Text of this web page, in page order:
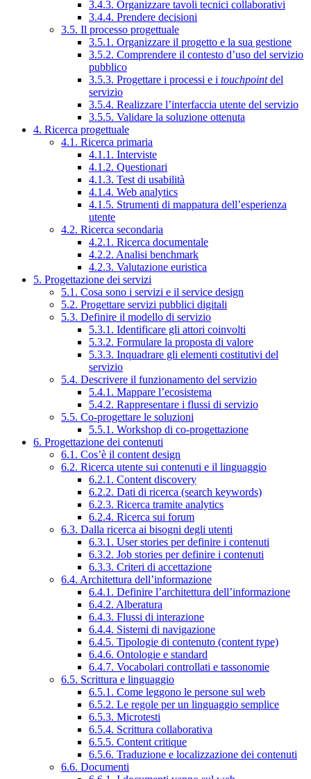
3.4.3. Organizzare tavoli tecnici collaborativi
3.4.4. Prendere decisioni
3.5. Il processo progettuale
3.5.1. Organizzare il progetto e la sua gestione
3.5.2. Comprendere il contesto d’uso del servizio
pubblico
3.5.3. Progettare i processi e i touchpointdel
servizio
3.5.4. Realizzare l’interfaccia utente del servizio
3.5.5. Validare la soluzione ottenuta
4. Ricerca progettuale
4.1. Ricerca primaria
4.1.1. Interviste
4.1.2. Questionari
4.1.3. Test di usabilità
4.1.4. Web analytics
4.1.5. Strumenti di mappatura dell’esperienza
utente
4.2. Ricerca secondaria
4.2.1. Ricerca documentale
4.2.2. Analisi benchmark
4.2.3. Valutazione euristica
5. Progettazione dei servizi
5.1. Cosa sono i servizi e il service design
5.2. Progettare servizi pubblici digitali
5.3. Definire il modello di servizio
5.3.1. Identificare gli attori coinvolti
5.3.2. Formulare la proposta di valore
5.3.3. Inquadrare gli elementi costitutivi del
servizio
5.4. Descrivere il funzionamento del servizio
5.4.1. Mappare l’ecosistema
5.4.2. Rappresentare i flussi di servizio
5.5. Co-progettare le soluzioni
5.5.1. Workshop di co-progettazione
6. Progettazione dei contenuti
6.1. Cos’è il content design
6.2. Ricerca utente sui contenuti e il linguaggio
6.2.1. Content discovery
6.2.2. Dati di ricerca (search keywords)
6.2.3. Ricerca tramite analytics
6.2.4. Ricerca sui forum
6.3. Dalla ricerca ai bisogni degli utenti
6.3.1. User stories per definire i contenuti
6.3.2. Job stories per definire i contenuti
6.3.3. Criteri di accettazione
6.4. Architettura dell’informazione
6.4.1. Definire l’architettura dell’informazione
6.4.2. Alberatura
6.4.3. Flussi di interazione
6.4.4. Sistemi di navigazione
6.4.5. Tipologie di contenuto (content type)
6.4.6. Ontologie e standard
6.4.7. Vocabolari controllati e tassonomie
6.5. Scrittura e linguaggio
6.5.1. Come leggono le persone sul web
6.5.2. Le regole per un linguaggio semplice
6.5.3. Microtesti
6.5.4. Scrittura collaborativa
6.5.5. Content critique
6.5.6. Traduzione e localizzazione dei contenuti
6.6. Documenti